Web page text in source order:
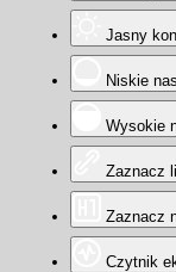
Jasny
Niskie
Wysokie
Zaznacz
Zaznacz
Czytnik